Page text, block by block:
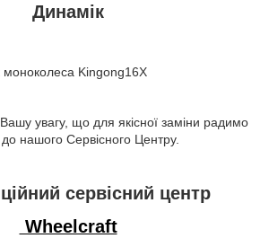
Динамік
моноколеса Kingong16X
увагу, що для якісної заміни радимо
до нашого Сервісного Центру.
сервісний центр
Wheelcraft